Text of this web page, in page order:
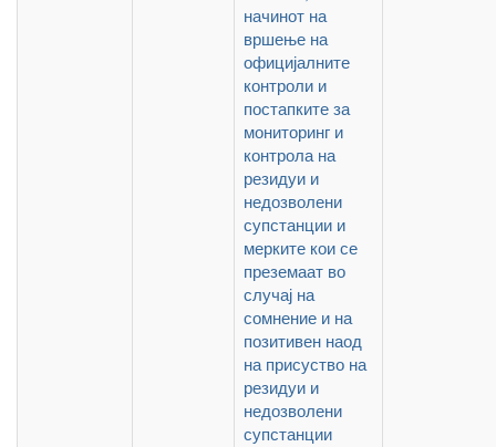
начинот на
вршење на
официјалните
контроли и
постапките за
мониторинг и
контрола на
резидуи и
недозволени
супстанции и
мерките кои се
преземаат во
случај на
сомнение и на
позитивен наод
на присуство на
резидуи и
недозволени
супстанции